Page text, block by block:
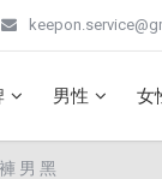
男性 女
男 黑